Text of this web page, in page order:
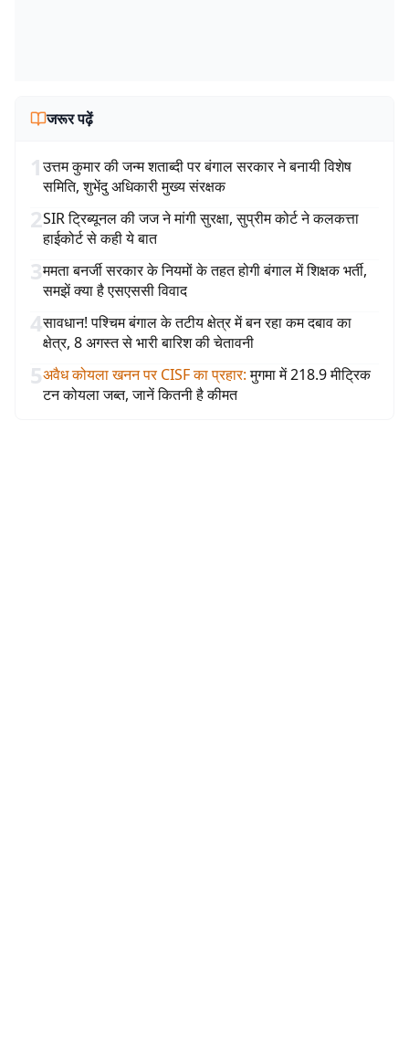
जरूर पढ़ें
1उत्तम कुमार की जन्म शताब्दी पर बंगाल सरकार ने बनायी विशेष
समिति, शुभेंदु अधिकारी मुख्य संरक्षक
2SIR ट्रिब्यूनल की जज ने मांगी सुरक्षा, सुप्रीम कोर्ट ने कलकत्ता
हाईकोर्ट से कही ये बात
3ममता बनर्जी सरकार के नियमों के तहत होगी बंगाल में शिक्षक भर्ती,
समझें क्या है एसएससी विवाद
4सावधान! पश्चिम बंगाल के तटीय क्षेत्र में बन रहा कम दबाव का
क्षेत्र, 8 अगस्त से भारी बारिश की चेतावनी
5अवैध कोयला खनन पर CISF का प्रहार: मुगमा में 218.9 मीट्रिक
टन कोयला जब्त, जानें कितनी है कीमत